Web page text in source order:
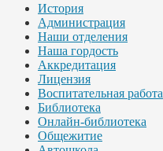
История
Администрация
Наши отделения
Наша гордость
Аккредитация
Лицензия
Воспитательная работа
Библиотека
Онлайн-библиотека
Общежитие